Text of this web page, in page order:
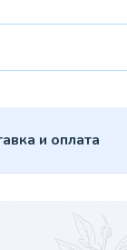
и оплата